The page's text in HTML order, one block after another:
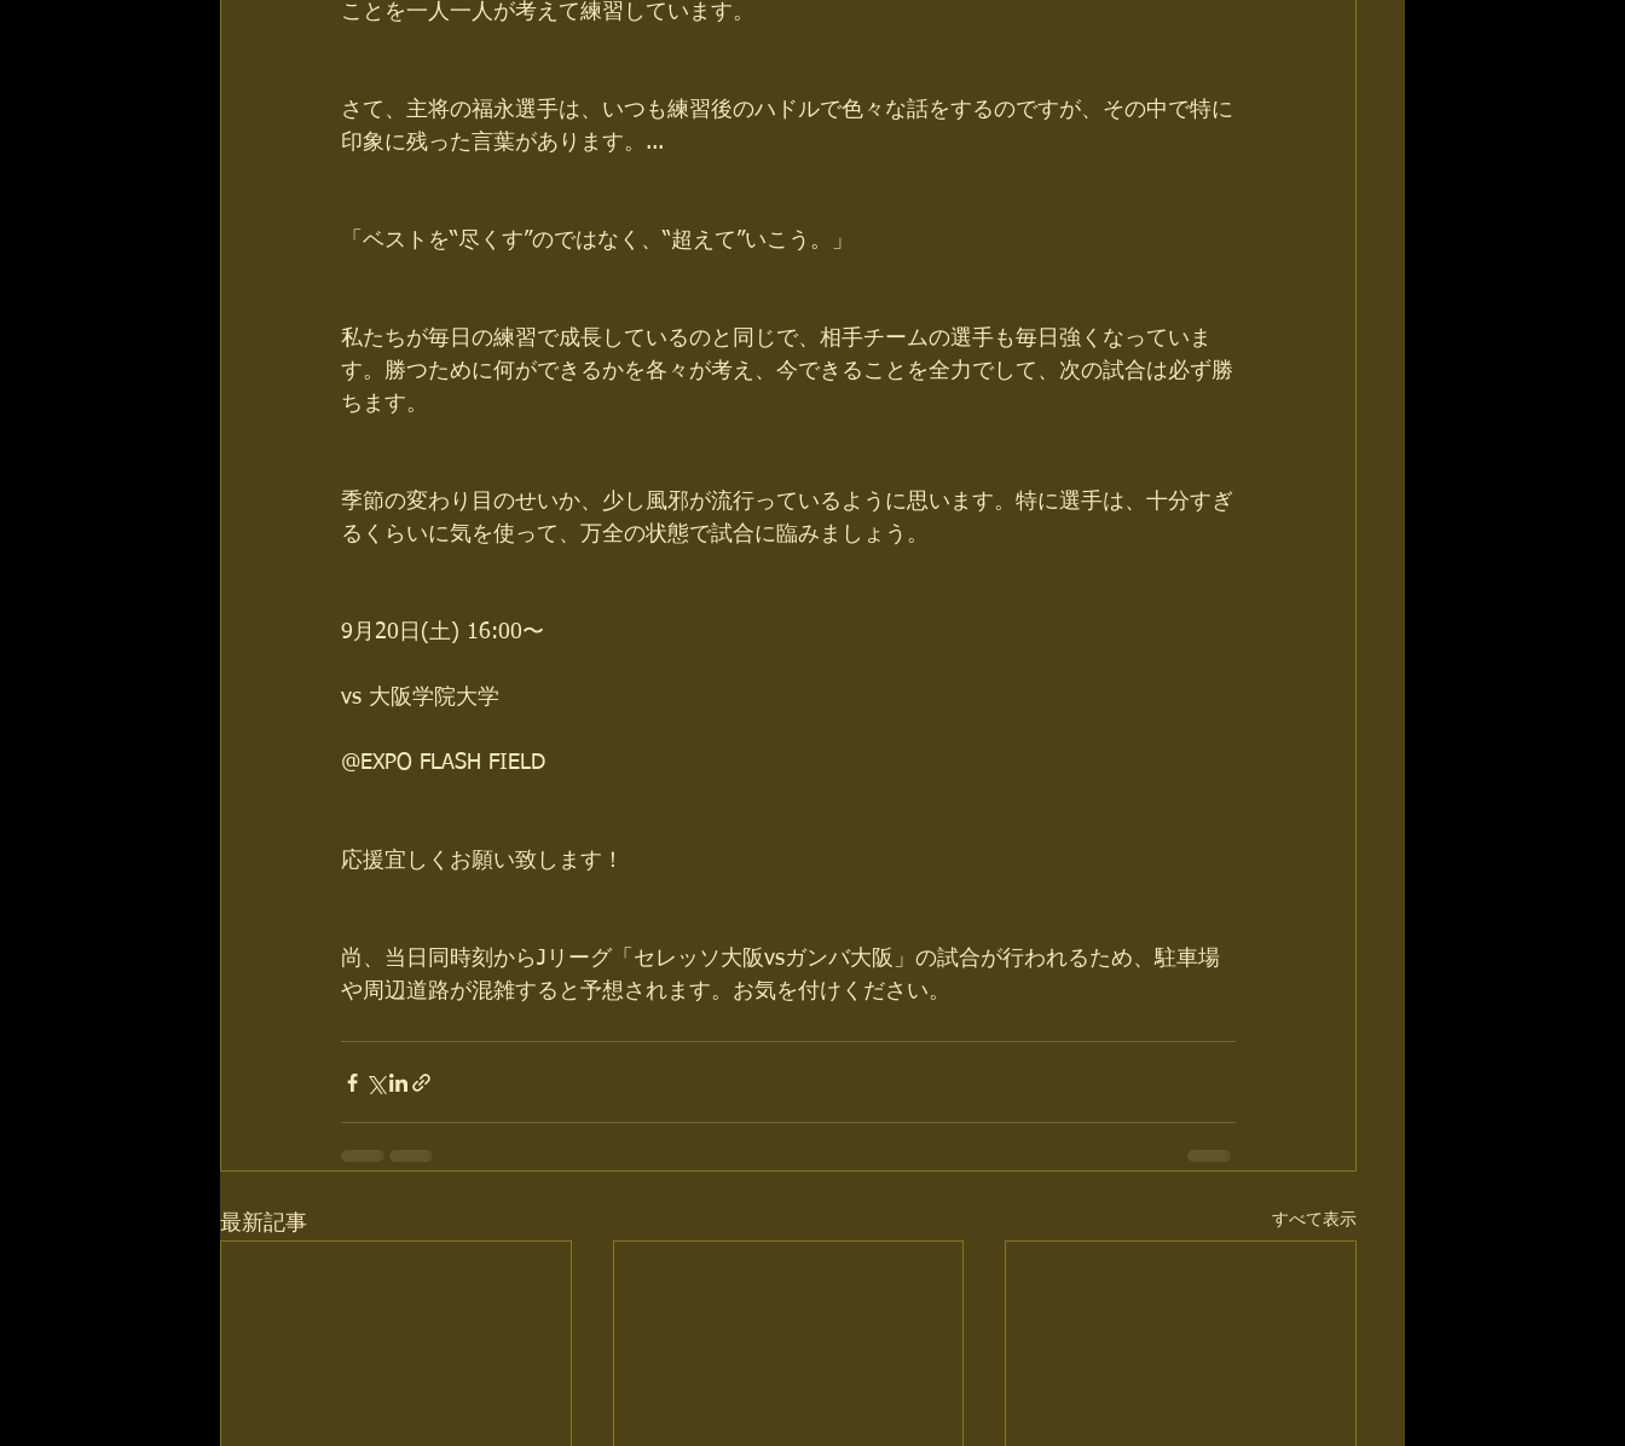
ことを一人一人が考えて練習しています。
さて、主将の福永選手は、いつも練習後のハドルで色々な話をするのですが、その中で特に
印象に残った言葉があります。...
「ベストを“尽くす”のではなく、“超えて”いこう。」
私たちが毎日の練習で成長しているのと同じで、相手チームの選手も毎日強くなっていま
す。勝つために何ができるかを各々が考え、今できることを全力でして、次の試合は必ず勝
ちます。
季節の変わり目のせいか、少し風邪が流行っているように思います。特に選手は、十分すぎ
るくらいに気を使って、万全の状態で試合に臨みましょう。
9月20日(土) 16:00〜
vs 大阪学院大学
@EXPO FLASH FIELD
応援宜しくお願い致します！
尚、当日同時刻からJリーグ「セレッソ大阪vsガンバ大阪」の試合が行われるため、駐車場
や周辺道路が混雑すると予想されます。お気を付けください。
最新記事 すべて表示